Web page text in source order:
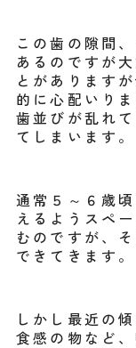
この歯の隙間
あるのですが
とがあります
的に心配いり
歯並びが乱れ
てしまいます。
通常５～６歳
えるようスペ
むのですが、
できてきます。
しかし最近の
食感の物など